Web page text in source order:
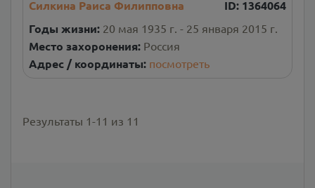
Силкина Раиса Филипповна ID: 1364064
Годы жизни: 20 мая 1935 г. - 25 января 2015 г.
Место захоронения: Россия
Адрес / координаты: посмотреть
Результаты 1-11 из 11